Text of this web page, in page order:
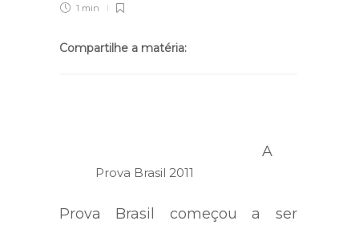
1 min
Compartilhe a matéria:
Prova Brasil 2011
A
Prova Brasil começou a ser